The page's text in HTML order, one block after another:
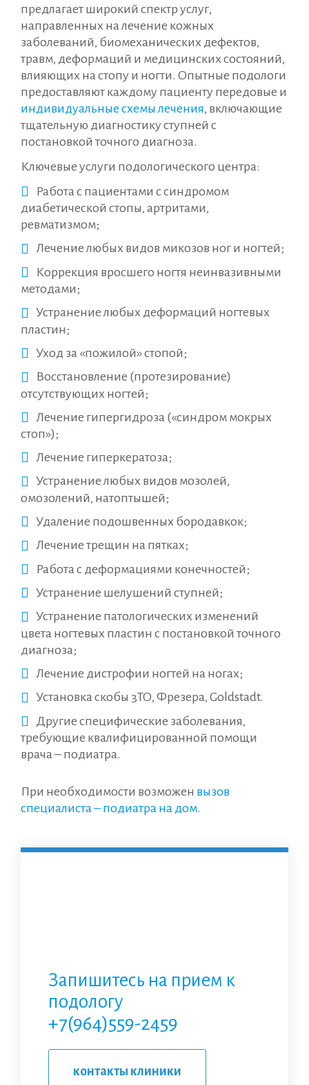
предлагает широкий спектр услуг,
направленных на лечение кожных
заболеваний, биомеханических дефектов,
травм, деформаций и медицинских состояний,
влияющих на стопу и ногти. Опытные подологи
предоставляют каждому пациенту передовые и
индивидуальные схемы лечения, включающие
тщательную диагностику ступней с
постановкой точного диагноза.
Ключевые услуги подологического центра:
Работа с пациентами с синдромом
диабетической стопы, артритами,
ревматизмом;
Лечение любых видов микозов ног и ногтей;
Коррекция вросшего ногтя неинвазивными
методами;
Устранение любых деформаций ногтевых
пластин;
Уход за «пожилой» стопой;
Восстановление (протезирование)
отсутствующих ногтей;
Лечение гипергидроза («синдром мокрых
стоп»);
Лечение гиперкератоза;
Устранение любых видов мозолей,
омозолений, натоптышей;
Удаление подошвенных бородавкок;
Лечение трещин на пятках;
Работа с деформациями конечностей;
Устранение шелушений ступней;
Устранение патологических изменений
цвета ногтевых пластин с постановкой точного
диагноза;
Лечение дистрофии ногтей на ногах;
Установка скобы 3ТО, Фрезера, Gоldstаdt.
Другие специфические заболевания,
требующие квалифицированной помощи
врача – подиатра.
При необходимости возможен вызов
специалиста – подиатра на дом.
Запишитесь на прием к
подологу
+7(964)559-2459
контакты клиники